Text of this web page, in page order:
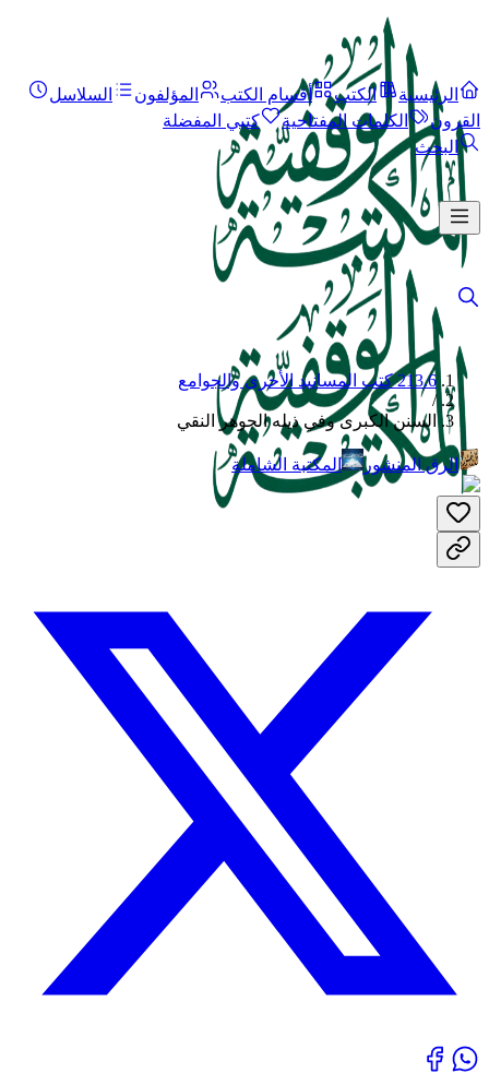
الرئيسية الكتب أقسام الكتب المؤلفون
السلاسل
القرون
الكلمات المفتاحية
كتبي المفضلة
البحث
213.6 كتب المسانيد الأخرى والجوامع
/
السنن الكبرى وفي ذيله الجوهر النقي
الرق المنشور المكتبة الشاملة